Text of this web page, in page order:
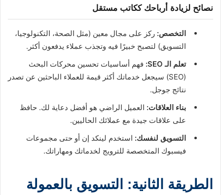
نصائح لزيادة أرباحك ككاتب مستقل
التخصص: ركز على مجال معين (مثل الصحة، التكنولوجيا،
التسويق) لتصبح خبيرًا فيه وتجذب عملاء يدفعون أكثر.
تعلم الـ SEO:
فهم أساسيات تحسين محركات البحث
(SEO) سيجعل خدماتك أكثر قيمة للعملاء الباحثين عن تصدر
نتائج جوجل.
بناء العلاقات: العميل الراضي هو أفضل دعاية لك. حافظ
على علاقات جيدة مع عملائك الحاليين.
التسويق لنفسك: استخدم لينكد إن أو حتى مجموعات
فيسبوك المتخصصة للترويج لخدماتك ومهاراتك.
الطريقة الثانية: التسويق بالعمولة